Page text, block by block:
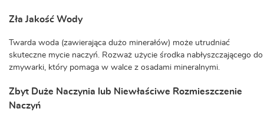
Zła Jakość Wody
Twarda woda (zawierająca dużo minerałów) może utrudniać
skuteczne mycie naczyń. Rozważ użycie środka nabłyszczającego do
zmywarki, który pomaga w walce z osadami mineralnymi.
Zbyt Duże Naczynia lub Niewłaściwe Rozmieszczenie
Naczyń